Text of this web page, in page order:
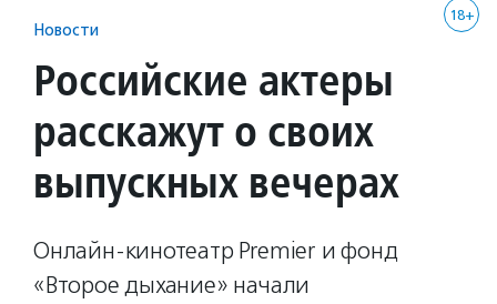
18+
Новости
Российские актеры
расскажут о своих
выпускных вечерах
Онлайн-кинотеатр Premier и фонд
«Второе дыхание» начали